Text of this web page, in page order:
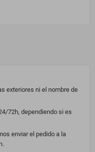
exteriores ni el nombre de
72h, dependiendo si es
enviar el pedido a la